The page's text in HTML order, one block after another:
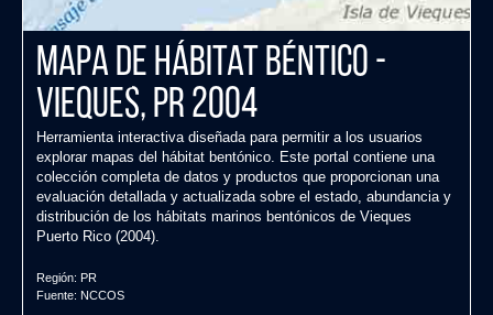
Mapa de Hábitat Béntico -
Vieques, PR 2004
Herramienta interactiva diseñada para permitir a los usuarios
explorar mapas del hábitat bentónico. Este portal contiene una
colección completa de datos y productos que proporcionan una
evaluación detallada y actualizada sobre el estado, abundancia y
distribución de los hábitats marinos bentónicos de Vieques
Puerto Rico (2004).
Región: PR
Fuente: NCCOS